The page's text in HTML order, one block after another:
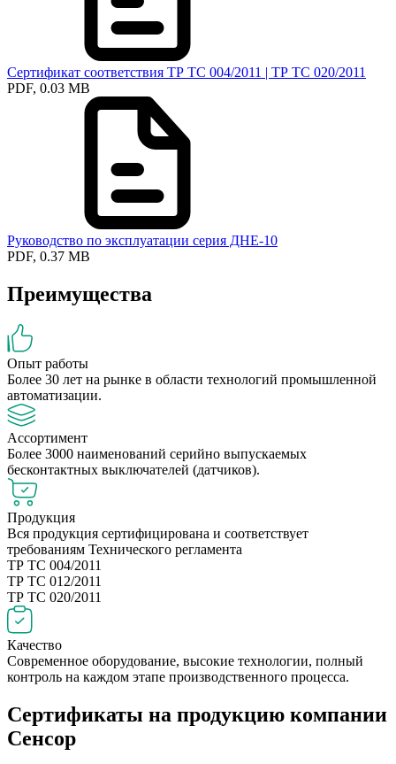
Сертификат соответствия ТР ТС 004/2011 | ТР ТС 020/2011
PDF, 0.03 MB
Руководство по эксплуатации серия ДНЕ-10
PDF, 0.37 MB
Преимущества
Опыт работы
Более 30 лет на рынке в области технологий промышленной
автоматизации.
Ассортимент
Более 3000 наименований серийно выпускаемых
бесконтактных выключателей (датчиков).
Продукция
Вся продукция сертифицирована и соответствует
требованиям Технического регламента
ТР ТС 004/2011
ТР ТС 012/2011
ТР ТС 020/2011
Качество
Современное оборудование, высокие технологии, полный
контроль на каждом этапе производственного процесса.
Сертификаты на продукцию компании
Сенсор